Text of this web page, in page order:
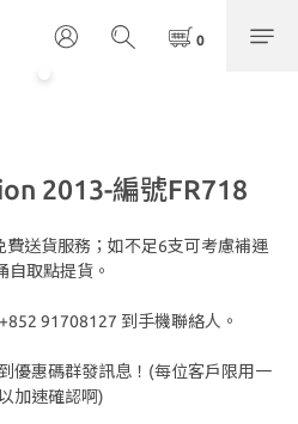
2013-編號FR718
送貨服務；如不足6支可考慮補運
自取點提貨。
91708127 到手機聯絡人。
優惠碼群發訊息！(每位客戶限用一
加速確認啊)